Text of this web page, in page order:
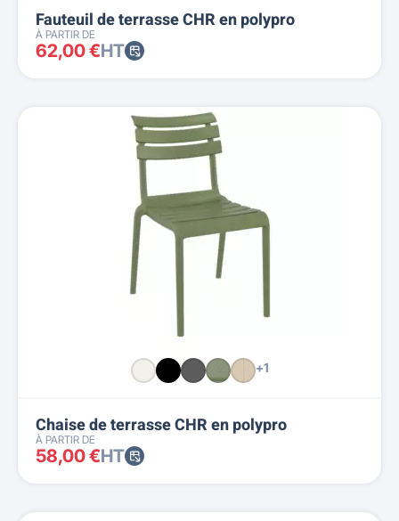
Fauteuil de terrasse CHR en polypro
À PARTIR DE
62,00 €HT
+1
Chaise de terrasse CHR en polypro
À PARTIR DE
58,00 €HT